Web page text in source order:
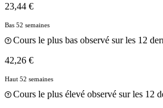
23,44 €
Bas 52 semaines
Cours le plus bas observé sur les 12
42,26 €
Haut 52 semaines
Cours le plus élevé observé sur les 12